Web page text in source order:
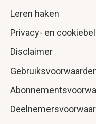
Leren haken
Privacy- en
Disclaimer